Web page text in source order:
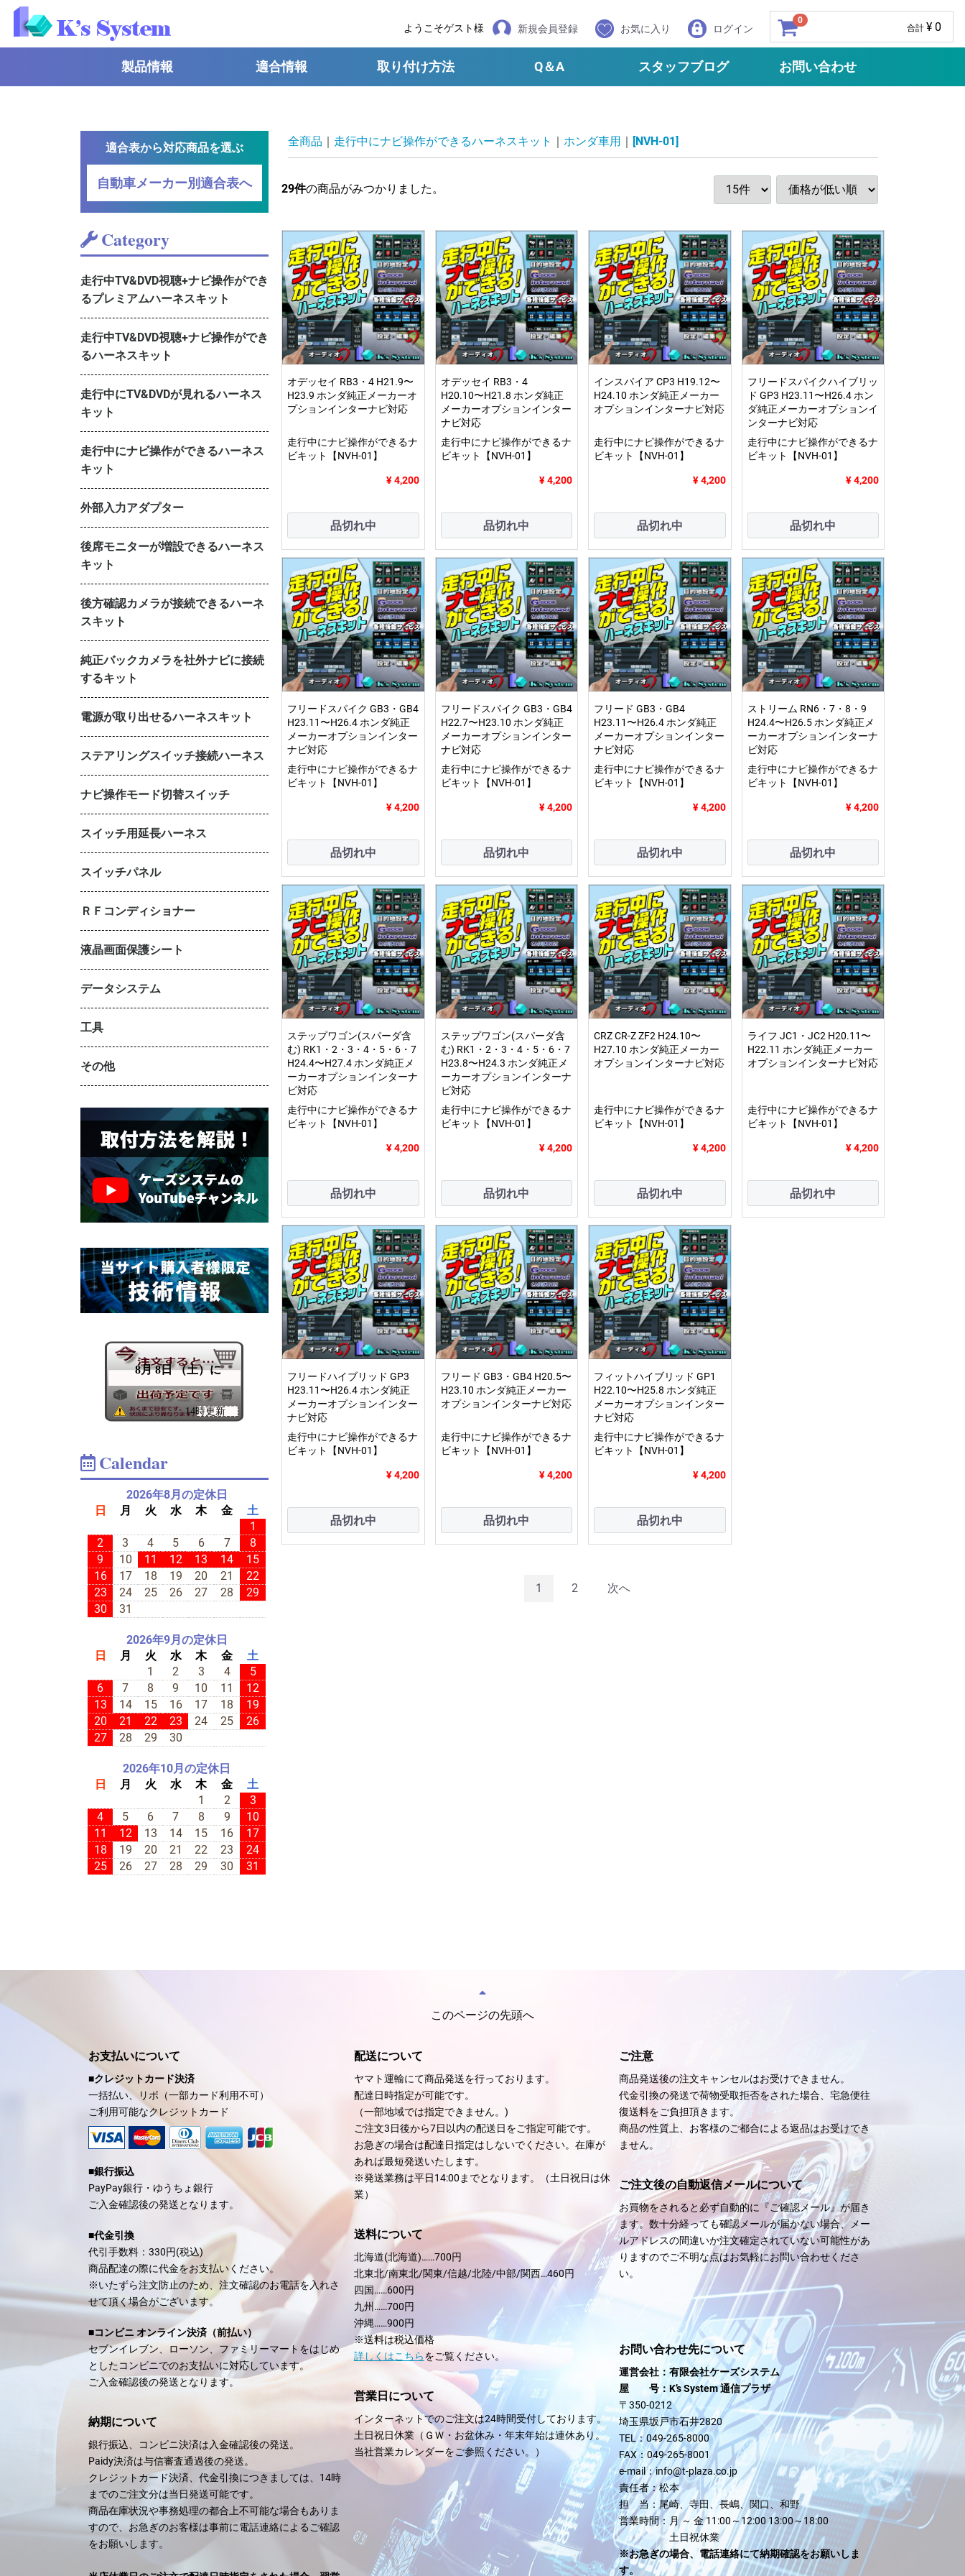
ようこそゲスト様 新規会員登録 お気に入り ログイン
0
合計 ¥ 0
製品情報 適合情報 取り付け方法 Q＆A スタッフブログ お問い合わせ
適合表から対応商品を選ぶ
自動車メーカー別適合表へ
Category
走行中TV&DVD視聴+ナビ操作ができ
るプレミアムハーネスキット
走行中TV&DVD視聴+ナビ操作ができ
るハーネスキット
走行中にTV&DVDが見れるハーネス
キット
走行中にナビ操作ができるハーネス
キット
外部入力アダプター
後席モニターが増設できるハーネス
キット
後方確認カメラが接続できるハーネ
スキット
純正バックカメラを社外ナビに接続
するキット
電源が取り出せるハーネスキット
ステアリングスイッチ接続ハーネス
ナビ操作モード切替スイッチ
スイッチ用延長ハーネス
スイッチパネル
ＲＦコンディショナー
液晶画面保護シート
データシステム
工具
その他
Calendar
2026年8月の定休日
日
月 火 水 木 金
土
1
2
3 4 5 6 7
8
9
10 11 12 13 14
15
16
17 18 19 20 21
22
23
24 25 26 27 28
29
30
31
2026年9月の定休日
日
月 火 水 木 金
土
1
2 3 4
5
6
7 8 9 10 11
12
13
14 15 16 17 18
19
20
21 22 23 24 25
26
27
28 29 30
2026年10月の定休日
日
月 火 水 木 金
土
1
2
3
4
5 6 7 8 9
10
11
12 13 14 15 16
17
18
19 20 21 22 23
24
25
26 27 28 29 30 31
全商品 走行中にナビ操作ができるハーネスキット ホンダ車用 [NVH-01]
29件の商品がみつかりました。
オデッセイ RB3・4 H21.9〜
H23.9 ホンダ純正メーカーオ
プションインターナビ対応
走行中にナビ操作ができるナ
ビキット【NVH-01】
¥ 4,200
品切れ中
オデッセイ RB3・4
H20.10〜H21.8 ホンダ純正
メーカーオプションインター
ナビ対応
走行中にナビ操作ができるナ
ビキット【NVH-01】
¥ 4,200
品切れ中
インスパイア CP3 H19.12〜
H24.10 ホンダ純正メーカー
オプションインターナビ対応
走行中にナビ操作ができるナ
ビキット【NVH-01】
¥ 4,200
品切れ中
フリードスパイクハイブリッ
ド GP3 H23.11〜H26.4 ホン
ダ純正メーカーオプションイ
ンターナビ対応
走行中にナビ操作ができるナ
ビキット【NVH-01】
¥ 4,200
品切れ中
フリードスパイク GB3・GB4
H23.11〜H26.4 ホンダ純正
メーカーオプションインター
ナビ対応
走行中にナビ操作ができるナ
ビキット【NVH-01】
¥ 4,200
品切れ中
フリードスパイク GB3・GB4
H22.7〜H23.10 ホンダ純正
メーカーオプションインター
ナビ対応
走行中にナビ操作ができるナ
ビキット【NVH-01】
¥ 4,200
品切れ中
フリード GB3・GB4
H23.11〜H26.4 ホンダ純正
メーカーオプションインター
ナビ対応
走行中にナビ操作ができるナ
ビキット【NVH-01】
¥ 4,200
品切れ中
ストリーム RN6・7・8・9
H24.4〜H26.5 ホンダ純正メ
ーカーオプションインターナ
ビ対応
走行中にナビ操作ができるナ
ビキット【NVH-01】
¥ 4,200
品切れ中
ステップワゴン(スパーダ含
む) RK1・2・3・4・5・6・7
H24.4〜H27.4 ホンダ純正メ
ーカーオプションインターナ
ビ対応
走行中にナビ操作ができるナ
ビキット【NVH-01】
¥ 4,200
品切れ中
ステップワゴン(スパーダ含
む) RK1・2・3・4・5・6・7
H23.8〜H24.3 ホンダ純正メ
ーカーオプションインターナ
ビ対応
走行中にナビ操作ができるナ
ビキット【NVH-01】
¥ 4,200
品切れ中
CRZ CR-Z ZF2 H24.10〜
H27.10 ホンダ純正メーカー
オプションインターナビ対応
走行中にナビ操作ができるナ
ビキット【NVH-01】
¥ 4,200
品切れ中
ライフ JC1・JC2 H20.11〜
H22.11 ホンダ純正メーカー
オプションインターナビ対応
走行中にナビ操作ができるナ
ビキット【NVH-01】
¥ 4,200
品切れ中
フリードハイブリッド GP3
H23.11〜H26.4 ホンダ純正
メーカーオプションインター
ナビ対応
走行中にナビ操作ができるナ
ビキット【NVH-01】
¥ 4,200
品切れ中
フリード GB3・GB4 H20.5〜
H23.10 ホンダ純正メーカー
オプションインターナビ対応
走行中にナビ操作ができるナ
ビキット【NVH-01】
¥ 4,200
品切れ中
フィットハイブリッド GP1
H22.10〜H25.8 ホンダ純正
メーカーオプションインター
ナビ対応
走行中にナビ操作ができるナ
ビキット【NVH-01】
¥ 4,200
品切れ中
1 2 次へ
このページの先頭へ
お支払いについて
■クレジットカード決済
一括払い、リボ（一部カード利用不可）
ご利用可能なクレジットカード
■銀行振込
PayPay銀行・ゆうちょ銀行
ご入金確認後の発送となります。
■代金引換
代引手数料：330円(税込)
商品配達の際に代金をお支払いください。
※いたずら注文防止のため、注文確認のお電話を入れさ
せて頂く場合がございます。
■コンビニ オンライン決済（前払い）
セブンイレブン、ローソン、ファミリーマートをはじめ
としたコンビニでのお支払いに対応しています。
ご入金確認後の発送となります。
納期について
銀行振込、コンビニ決済は入金確認後の発送。
Paidy決済は与信審査通過後の発送。
クレジットカード決済、代金引換につきましては、14時
までのご注文分は当日発送可能です。
商品在庫状況や事務処理の都合上不可能な場合もありま
すので、お急ぎのお客様は事前に電話連絡によるご確認
をお願いします。
配送について
ヤマト運輸にて商品発送を行っております。
配達日時指定が可能です。
（一部地域では指定できません。)
ご注文3日後から7日以内の配送日をご指定可能です。
お急ぎの場合は配達日指定はしないでください。在庫が
あれば最短発送いたします。
※発送業務は平日14:00までとなります。（土日祝日は休
業）
送料について
北海道(北海道)……700円
北東北/南東北/関東/信越/北陸/中部/関西…460円
四国……600円
九州……700円
沖縄……900円
※送料は税込価格
詳しくはこちらをご覧ください。
営業日について
インターネットでのご注文は24時間受付しております。
土日祝日休業（ＧＷ・お盆休み・年末年始は連休あり。
当社営業カレンダーをご参照ください。）
ご注意
商品発送後の注文キャンセルはお受けできません。
代金引換の発送で荷物受取拒否をされた場合、宅急便往
復送料をご負担頂きます。
商品の性質上、お客様のご都合による返品はお受けでき
ません。
ご注文後の自動返信メールについて
お買物をされると必ず自動的に『ご確認メール』が届き
ます。数十分経っても確認メールが届かない場合、メー
ルアドレスの間違いか注文確定されていない可能性があ
りますのでご不明な点はお気軽にお問い合わせくださ
い。
お問い合わせ先について
運営会社：有限会社ケーズシステム
屋 号：K’s System 通信プラザ
〒350-0212
埼玉県坂戸市石井2820
TEL：049-265-8000
FAX：049-265-8001
e-mail：info@t-plaza.co.jp
責任者：松本
担 当：尾崎、寺田、長嶋、関口、和野
営業時間： 月 ～ 金 11:00～12:00 13:00～18:00
土日祝休業
※お急ぎの場合、電話連絡にて納期確認をお願いしま
す。